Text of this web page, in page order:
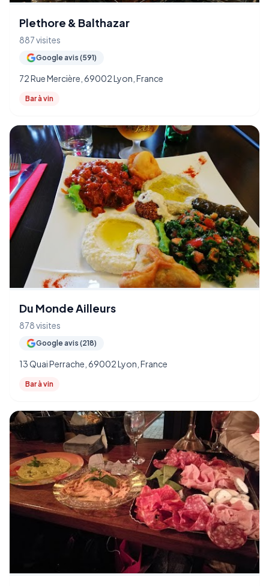
Plethore & Balthazar
887 visites
Google avis (591)
72 Rue Mercière, 69002 Lyon, France
Bar à vin
Du Monde Ailleurs
878 visites
Google avis (218)
13 Quai Perrache, 69002 Lyon, France
Bar à vin